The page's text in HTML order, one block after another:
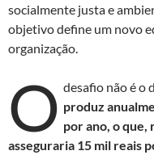
socialmente justa e
objetivo define um novo
organização.
O desafio não é o
produz
por ano, o
asseguraria 15 mil reais